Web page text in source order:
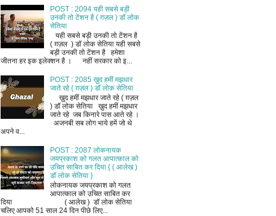
POST : 2094 यही सबसे बड़ी
उनकी तो टेंशन है ( ग़ज़ल ) डॉ लोक
सेतिया
यही सबसे बड़ी उनकी तो टेंशन है
( ग़ज़ल ) डॉ लोक सेतिया यही सबसे
बड़ी उनकी तो टेंशन है हमेशा
जीतना हर इक इलेक्शन है । नहीं सरकार को इ...
POST : 2085 ख़ुद हमीं मझधार
जाते रहे ( ग़ज़ल ) डॉ लोक सेतिया
ख़ुद हमीं मझधार जाते रहे ( ग़ज़ल
) डॉ लोक सेतिया ख़ुद हमीं मझधार
जाते रहे जब किनारे पास आते रहे ।
अजनबी सब लोग भाये हमें जो थे
अपने व...
POST : 2087 लोकनायक
जयप्रकाश को गलत आपात्काल को
उचित साबित कर दिया { ( आलेख )
डॉ लोक सेतिया }
लोकनायक जयप्रकाश को गलत
आपात्काल को उचित साबित कर
दिया ( आलेख ) डॉ लोक सेतिया
चलिए आपको 51 साल 24 दिन पीछे लिए...